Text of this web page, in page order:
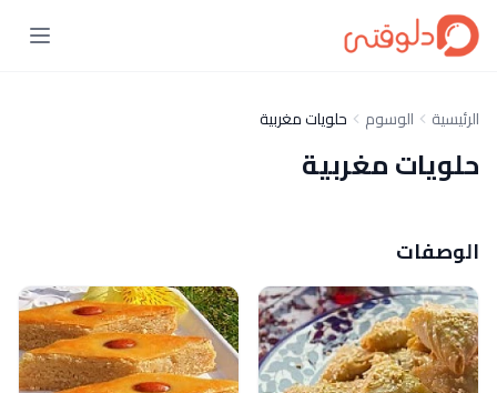
الرئيسية الوسوم حلويات مغربية
حلويات مغربية
الوصفات